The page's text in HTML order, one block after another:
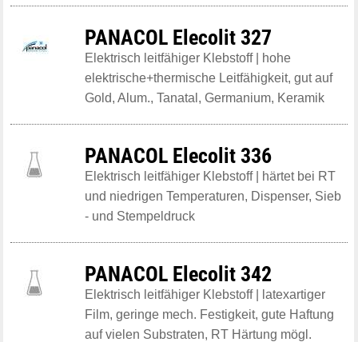
PANACOL Elecolit 327
Elektrisch leitfähiger Klebstoff | hohe
elektrische+thermische Leitfähigkeit, gut auf
Gold, Alum., Tanatal, Germanium, Keramik
PANACOL Elecolit 336
Elektrisch leitfähiger Klebstoff | härtet bei RT
und niedrigen Temperaturen, Dispenser, Sieb
- und Stempeldruck
PANACOL Elecolit 342
Elektrisch leitfähiger Klebstoff | latexartiger
Film, geringe mech. Festigkeit, gute Haftung
auf vielen Substraten, RT Härtung mögl.